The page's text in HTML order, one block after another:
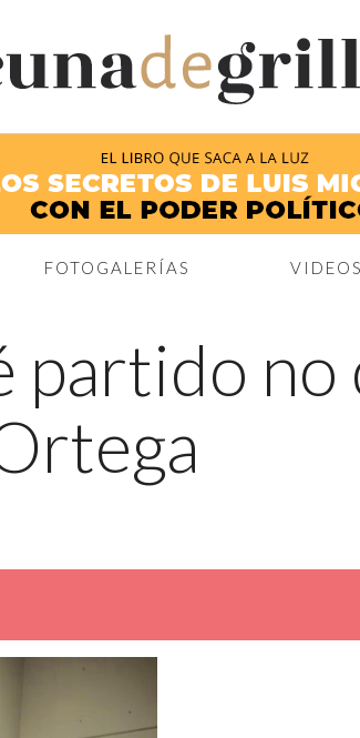
FOTOGALERÍAS VIDEOS
partido no